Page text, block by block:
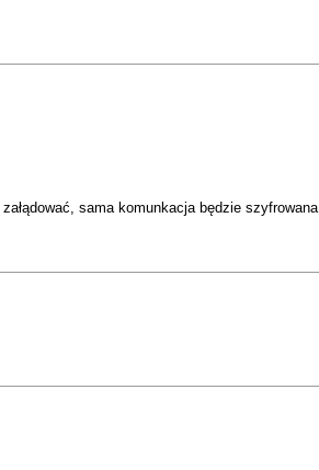
sama komunkacja będzie szyfrowana.